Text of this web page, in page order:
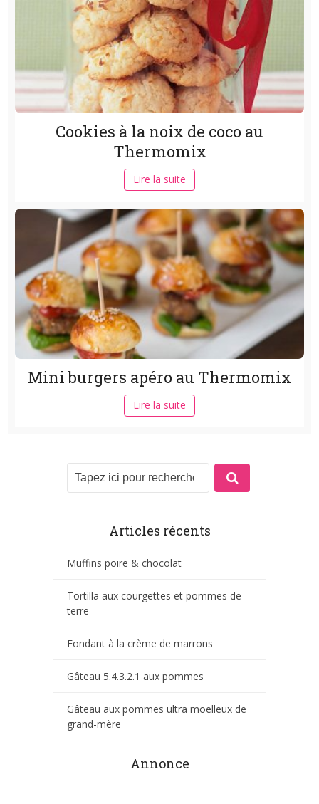
Cookies à la noix de coco au
Thermomix
Lire la suite
Mini burgers apéro au Thermomix
Lire la suite
Articles récents
Muffins poire & chocolat
Tortilla aux courgettes et pommes de
terre
Fondant à la crème de marrons
Gâteau 5.4.3.2.1 aux pommes
Gâteau aux pommes ultra moelleux de
grand-mère
Annonce